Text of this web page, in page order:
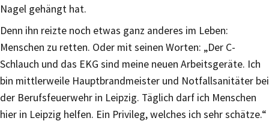
Nagel gehängt hat.
Denn ihn reizte noch etwas ganz anderes im Leben:
Menschen zu retten. Oder mit seinen Worten: „Der C-
Schlauch und das EKG sind meine neuen Arbeitsgeräte. Ich
bin mittlerweile Hauptbrandmeister und Notfallsanitäter bei
der Berufsfeuerwehr in Leipzig. Täglich darf ich Menschen
hier in Leipzig helfen. Ein Privileg, welches ich sehr schätze.“